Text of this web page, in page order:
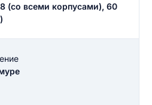
(со всеми корпусами), 60